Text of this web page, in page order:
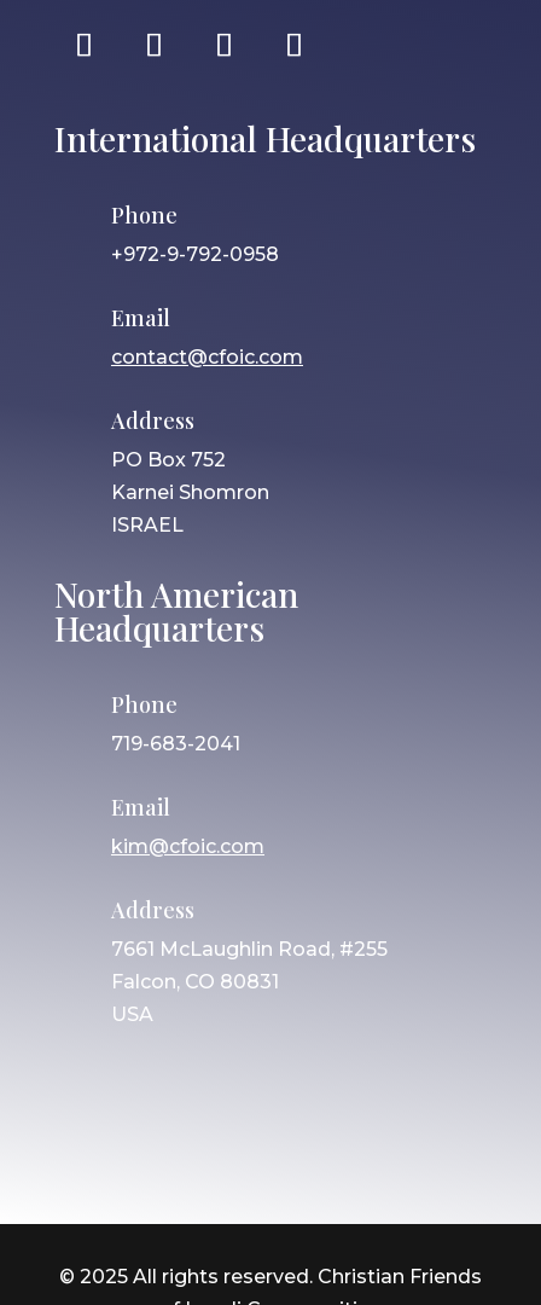
International Headquarters
Phone
+972-9-792-0958
Email
contact@cfoic.com
Address
PO Box 752
Karnei Shomron
ISRAEL
North American
Headquarters
Phone
719-683-2041
Email
kim@cfoic.com
Address
7661 McLaughlin Road, #255
Falcon, CO 80831
USA
© 2025 All rights reserved. Christian Friends